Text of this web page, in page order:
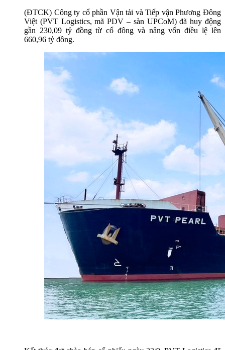
(ĐTCK) Công ty cổ phần Vận tải và Tiếp vận Phương Đông
Việt (PVT Logistics, mã PDV – sàn UPCoM) đã huy động
gần 230,09 tỷ đồng từ cổ đông và nâng vốn điều lệ lên
660,96 tỷ đồng.